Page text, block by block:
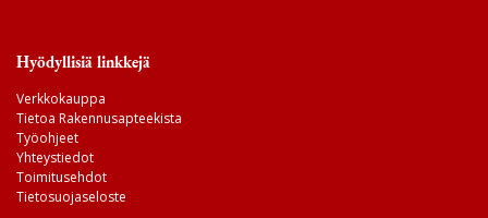
Hyödyllisiä linkkejä
Verkkokauppa
Tietoa Rakennusapteekista
Työohjeet
Yhteystiedot
Toimitusehdot
Tietosuojaseloste